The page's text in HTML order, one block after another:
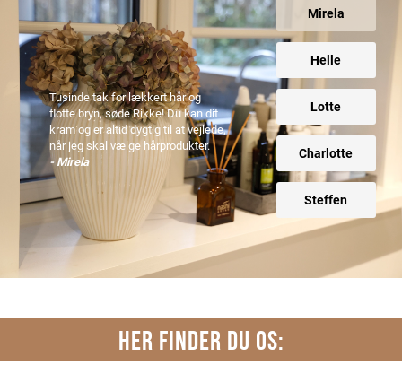
Mirela
Helle
Lotte
Charlotte
Steffen
Tusinde tak for lækkert hår og
flotte bryn, søde Rikke! Du kan dit
kram og er altid dygtig til at vejlede,
når jeg skal vælge hårprodukter.
- Mirela
HER FINDER DU OS: